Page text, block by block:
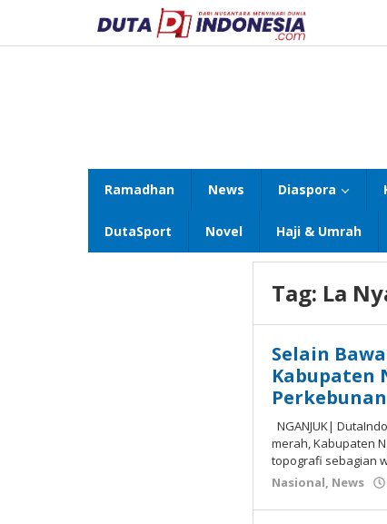
konten
Ramadhan News Diaspora
DutaSport Novel Haji & Umrah
Tag: La
Selain
Kabupaten
NGANJUK|
merah, Kabupaten
topografi sebagian
Nasional, News